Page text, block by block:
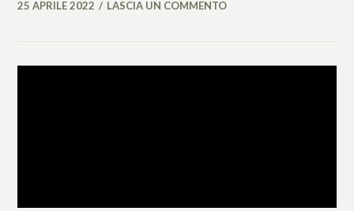
MICAELA
25 APRILE 2022 LASCIA UN COMMENTO